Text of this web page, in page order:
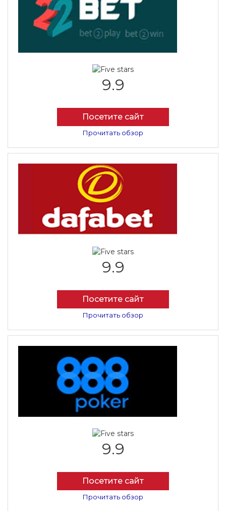
9.9
Посетите сайт
Прочитать обзор
9.9
Посетите сайт
Прочитать обзор
9.9
Посетите сайт
Прочитать обзор